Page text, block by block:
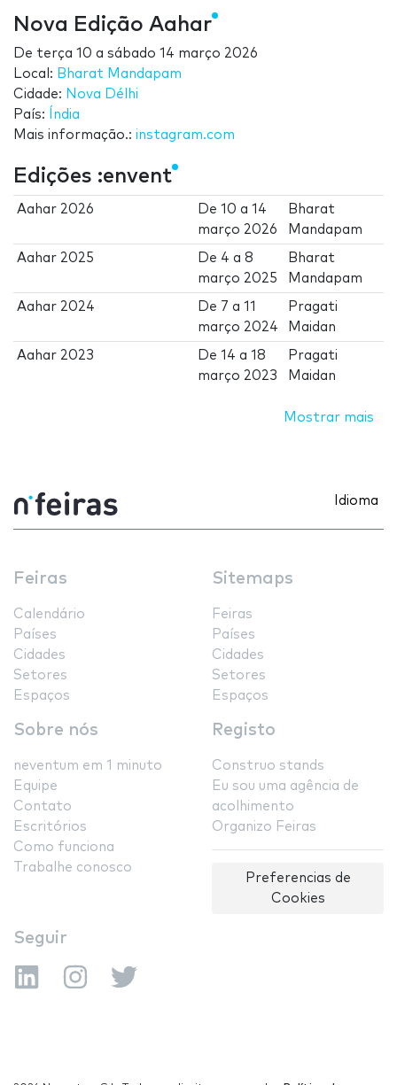
Nova Edição Aahar
De terça 10 a sábado 14 março 2026
Local: Bharat Mandapam
Cidade: Nova Délhi
País:
Índia
Mais informação.: instagram.com
Edições :envent
Aahar 2026 De10 a14
março 2026
Bharat
Mandapam
Aahar 2025 De 4 a8
março 2025
Bharat
Mandapam
Aahar 2024 De 7 a11
março 2024
Pragati
Maidan
Aahar 2023 De14 a18
março 2023
Pragati
Maidan
Mostrar mais
Idioma
Feiras
Calendário
Países
Cidades
Setores
Espaços
Sitemaps
Feiras
Países
Cidades
Setores
Espaços
Sobre nós
neventum em 1 minuto
Equipe
Contato
Escritórios
Como funciona
Trabalhe conosco
Registo
Construo stands
Eu sou uma agência de
acolhimento
Organizo Feiras
Preferencias de
Cookies
Seguir